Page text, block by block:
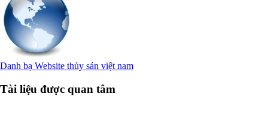
Danh bạ Website thủy sản việt nam
Tài liệu được quan tâm